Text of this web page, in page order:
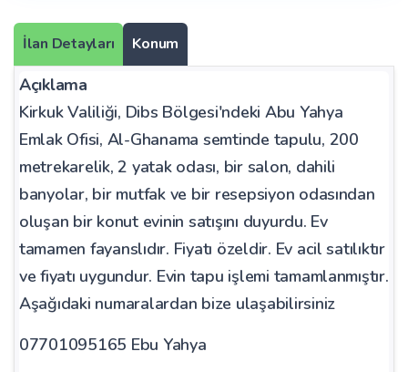
İlan Detayları Konum
Açıklama
Kirkuk Valiliği, Dibs Bölgesi'ndeki Abu Yahya
Emlak Ofisi, Al-Ghanama semtinde tapulu, 200
metrekarelik, 2 yatak odası, bir salon, dahili
banyolar, bir mutfak ve bir resepsiyon odasından
oluşan bir konut evinin satışını duyurdu. Ev
tamamen fayanslıdır. Fiyatı özeldir. Ev acil satılıktır
ve fiyatı uygundur. Evin tapu işlemi tamamlanmıştır.
Aşağıdaki numaralardan bize ulaşabilirsiniz
07701095165 Ebu Yahya